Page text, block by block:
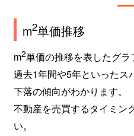
m2単価推移
m2単価の推移を表したグラ
過去1年間や5年といったス
下落の傾向がわかります。
不動産を売買するタイミン
い。